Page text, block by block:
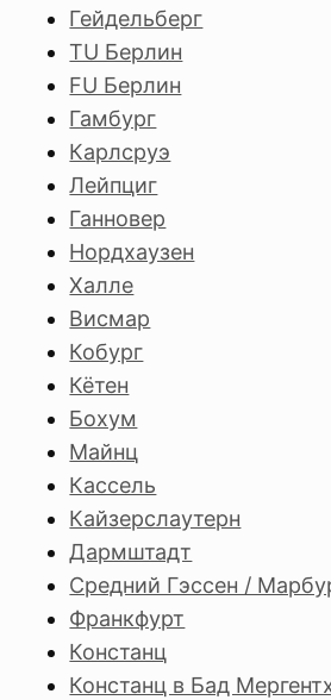
Гейдельберг
TU Берлин
FU Берлин
Гамбург
Карлсруэ
Лейпциг
Ганновер
Нордхаузен
Халле
Висмар
Кобург
Кётен
Бохум
Майнц
Кассель
Кайзерслаутерн
Дармштадт
Средний Гэссен /
Франкфурт
Констанц
Констанц в Бад